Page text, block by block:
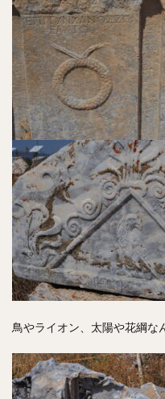
鳥やライオン、太陽や花綱な